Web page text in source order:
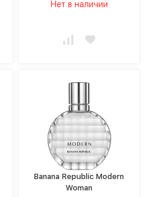
Нет в наличии
Banana Republic Modern
Woman